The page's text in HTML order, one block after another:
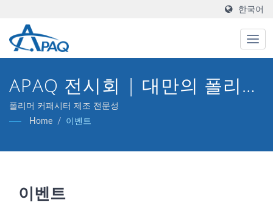
한국어
APAQ 전시회 | 대만의 폴리머
커패시터 제조업체
폴리머 커패시터 제조 전문성
Home / 이벤트
이벤트